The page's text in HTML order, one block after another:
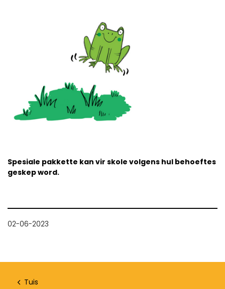
Spesiale pakkette kan vir skole volgens hul behoeftes
geskep word.
02-06-2023
Tuis